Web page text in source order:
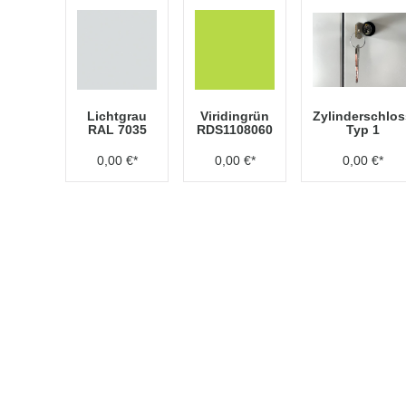
Lichtgrau
RAL 7035
0,00 €*
Viridingrün
RDS1108060
0,00 €*
Typ 1
0,00 €*